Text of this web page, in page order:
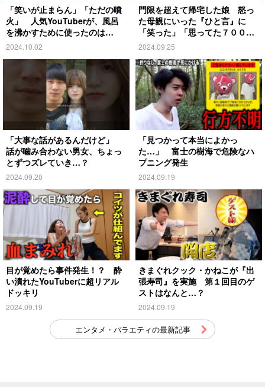
「笑いが止まらん」「ただの噴
火」 人気YouTuberが、風呂
を沸かすために使ったのは…
2024.10.02
門限を超えて帰宅した娘 怒っ
た母親にいった『ひと言』に
「笑った」「思ってた７００倍
特殊」
2024.09.25
「大事な話があるんだけど」
話が噛み合わない男女、ちょっ
とずつズレていき…？
2024.09.20
「見つかって本当によかっ
た…」 富士の樹海で危険なハ
プニング発生
2024.09.19
目が覚めたら事件発生！？ 酔
い潰れたYouTuberに超リアル
ドッキリ
2024.09.19
きまぐれクック・かねこが『出
張寿司』を実施 第１回目のゲ
ストはなんと…？
2024.09.19
エンタメ・バラエティの最新記事